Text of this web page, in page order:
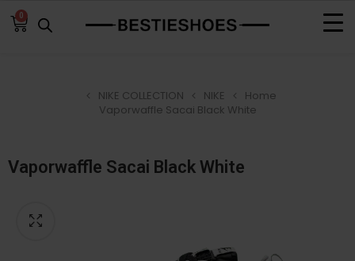
0
Home
NIKE
NIKE COLLECTION
Vaporwaffle Sacai Black White
Vaporwaffle Sacai Black White